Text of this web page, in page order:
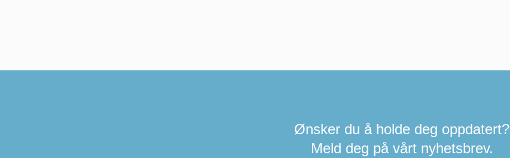
Ønsker du å holde deg oppdatert?
Meld deg på vårt nyhetsbrev.